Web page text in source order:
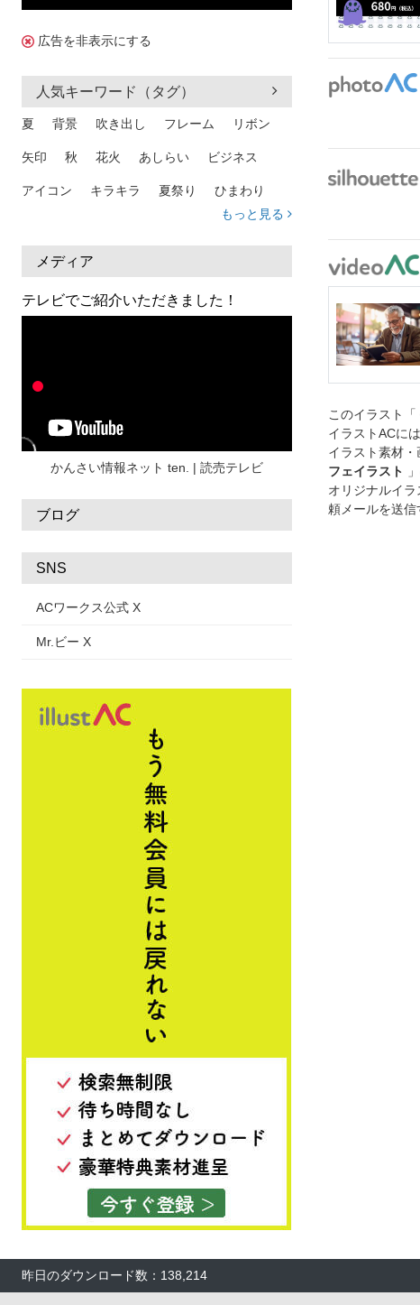
広告を非表示にする
人気キーワード（タグ）
夏 背景 吹き出し フレーム リボン
矢印 秋 花火 あしらい ビジネス
アイコン キラキラ 夏祭り ひまわり
熱中症
人物 暑中見舞い
日本地図 海
集中線
スケジュール
もっと見る
メディア
テレビでご紹介いただきました！
かんさい情報ネット ten. | 読売テレビ
ブログ
SNS
ACワークス公式 X
Mr.ビー X
このイラスト「
イラストACに
イラスト素材・
フェイラスト
オリジナルイ
頼メールを送
昨日のダウンロード数：138,214